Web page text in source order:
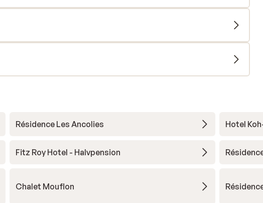
Résidence Les Ancolies Hotel
Fitz Roy Hotel - Halvpension
Chalet Mouflon